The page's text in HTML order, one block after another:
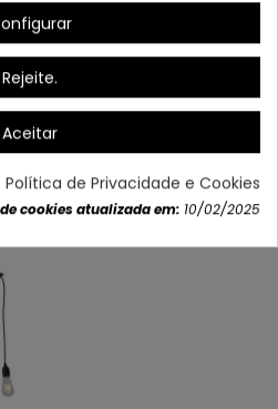
do produto
Rejeite.
Aceitar
Política de Privacidade e Cookies
cookies atualizada em: 10/02/2025